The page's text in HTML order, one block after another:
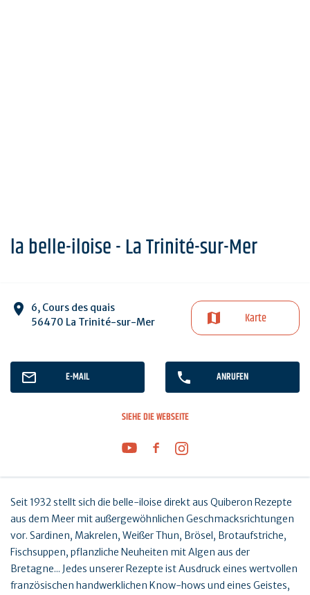
la belle-iloise - La Trinité-sur-Mer
6, Cours des quais
56470 La Trinité-sur-Mer
Karte
E-MAIL ANRUFEN
SIEHE DIE WEBSEITE
Seit 1932 stellt sich die belle-iloise direkt aus Quiberon Rezepte
aus dem Meer mit außergewöhnlichen Geschmacksrichtungen
vor. Sardinen, Makrelen, Weißer Thun, Brösel, Brotaufstriche,
Fischsuppen, pflanzliche Neuheiten mit Algen aus der
Bretagne... Jedes unserer Rezepte ist Ausdruck eines wertvollen
französischen handwerklichen Know-hows und eines Geistes,